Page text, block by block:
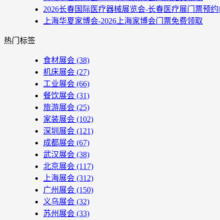
2026长春国际医疗器械展览会-长春医疗展门票预
上海华夏家博会-2026上海家博会门票免费领取
热门标签
食材展会 (38)
机床展会 (27)
工业展会 (66)
餐饮展会 (31)
旅游展会 (25)
家装展会 (102)
深圳展会 (121)
成都展会 (67)
武汉展会 (38)
北京展会 (117)
上海展会 (312)
广州展会 (150)
义乌展会 (32)
苏州展会 (33)